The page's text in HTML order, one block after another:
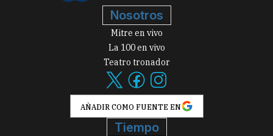
Nosotros
Mitre en vivo
La 100 en vivo
Teatro tronador
AÑADIR COMO FUENTE EN
Tiempo